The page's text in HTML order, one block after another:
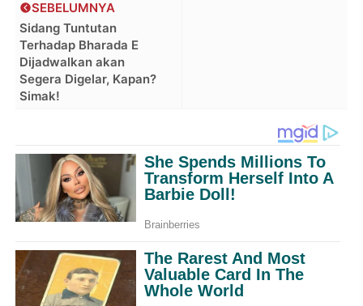
SEBELUMNYA
Sidang Tuntutan
Terhadap Bharada E
Dijadwalkan akan
Segera Digelar, Kapan?
Simak!